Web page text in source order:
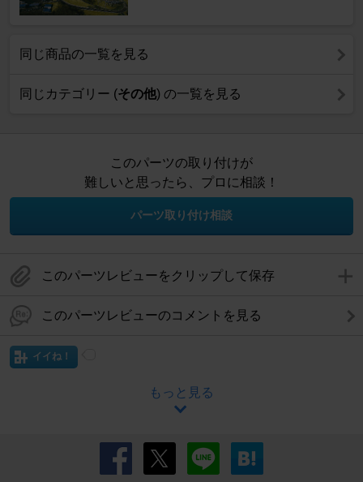
同じ商品の一覧を見る
同じカテゴリー (その他) の一覧を見る
このパーツの取り付けが
難しいと思ったら、プロに相談！
パーツ取り付け相談
このパーツレビューをクリップして保存
このパーツレビューのコメントを見る
イイね！
もっと見る